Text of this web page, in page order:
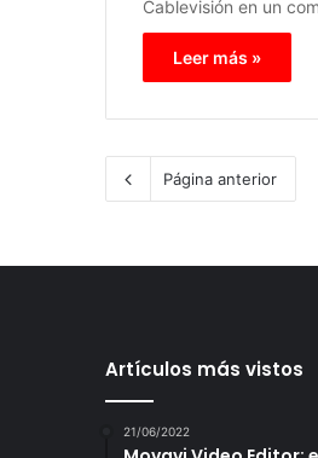
Cablevisión en un
Leer más »
Página anterior
Artículos más vistos
21/06/2022